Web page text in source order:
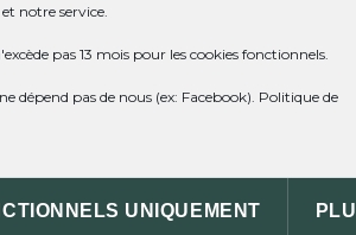
notre service.
pas 13 mois pour les cookies fonctionnels.
dépend pas de nous (ex: Facebook). Politique de
UNIQUEMENT
un vase.
cassé sur le salaire du salarié, ni lui
de-dronne.fr/infos-et-demarches-